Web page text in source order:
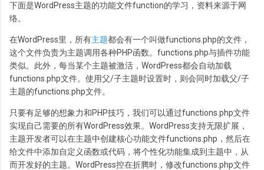
下面是WordPress主题的功能文件function的学习，资料来源于网
络。
在WordPress里，所有主题都会有一个叫做functions.php的文件，
这个文件负责为主题调用各种PHP函数。functions.php与插件功能
类似。此外，每当某个主题被激活，WordPress都会自动加载
functions.php文件。使用父/子主题时设置时，则会同时加载父/子
主题的functions.php文件。
只要有足够的想象力和PHP技巧，我们可以通过functions.php文件
实现自己需要的所有WordPress效果。WordPress支持无限扩展，
主题开发者可以在主题中创建核心功能文件functions.php，然后在
给文件中添加自定义函数或代码，将个性化功能集成到主题中，从
而开发好的主题。WordPress控在折腾时，修改functions.php文件